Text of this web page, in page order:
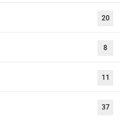
20
8
11
37